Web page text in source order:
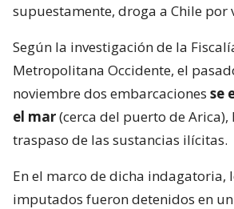
supuestamente, droga a Chile
Según la investigación de la
Metropolitana Occidente, el
noviembre dos embarcaciones se
el mar(cerca del puerto de Arica),
traspaso de las sustancias ilícitas.
En el marco de dicha indagatoria,
imputados fueron detenidos en